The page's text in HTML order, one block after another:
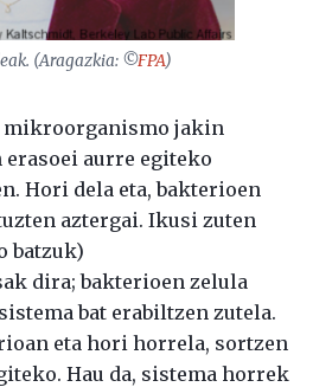
(Aragazkia: ©FPA)
mikroorganismo jakin
aurre egiteko
Hori dela eta, bakterioen
aztergai. Ikusi zuten
batzuk)
dira; bakterioen zelula
bat erabiltzen zutela.
eta hori horrela, sortzen
Hau da, sistema horrek